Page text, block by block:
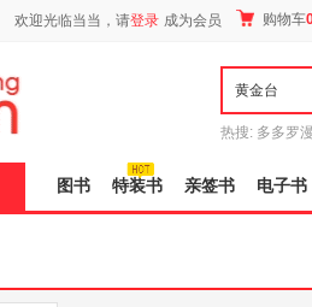
欢迎光临当当，请登录 成为会员 购物车
热搜: 多多罗
图书 特装书 亲签书 电子书